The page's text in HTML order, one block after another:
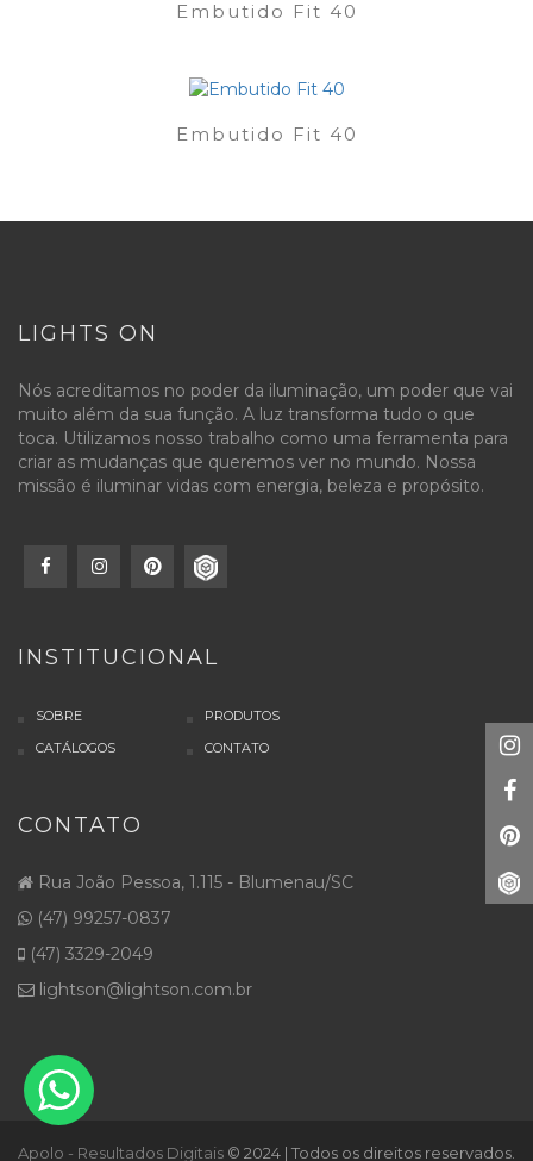
Embutido Fit 40
Embutido Fit 40
LIGHTS ON
Nós acreditamos no poder da iluminação, um poder que vai
muito além da sua função. A luz transforma tudo o que
toca. Utilizamos nosso trabalho como uma ferramenta para
criar as mudanças que queremos ver no mundo. Nossa
missão é iluminar vidas com energia, beleza e propósito.
INSTITUCIONAL
SOBRE
PRODUTOS
CATÁLOGOS
CONTATO
CONTATO
Rua João Pessoa, 1.115 - Blumenau/SC
(47) 99257-0837
(47) 3329-2049
lightson@lightson.com.br
Apolo - Resultados Digitais © 2024 | Todos os direitos reservados.